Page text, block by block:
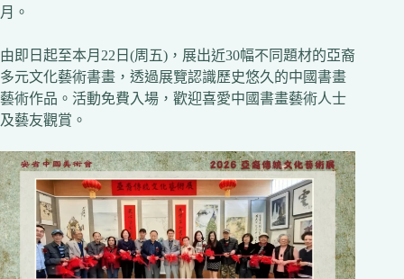
月。
由即日起至本月22日(周五)，展出近30幅不同題材的亞裔
多元文化藝術書畫，透過展覽認識歷史悠久的中國書畫
藝術作品。活動免費入場，歡迎喜愛中國書畫藝術人士
及藝友觀賞。